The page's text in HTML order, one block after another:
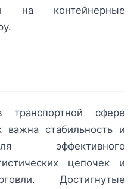
на контейнерные
сфере
важна стабильность и
эффективного
цепочек и
Достигнутые